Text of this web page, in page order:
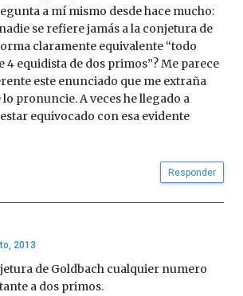
a mí mismo desde hace mucho:
se refiere jamás a la conjetura de
claramente equivalente “todo
4 equidista de dos primos”? Me parece
este enunciado que me extraña
pronuncie. A veces he llegado a
equivocado con esa evidente
Responder
2013
de Goldbach cualquier numero
a dos primos.